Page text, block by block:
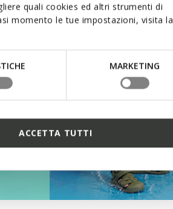
quali cookies ed altri strumenti di
momento le tue impostazioni, visita la
MARKETING
ACCETTA TUTTI